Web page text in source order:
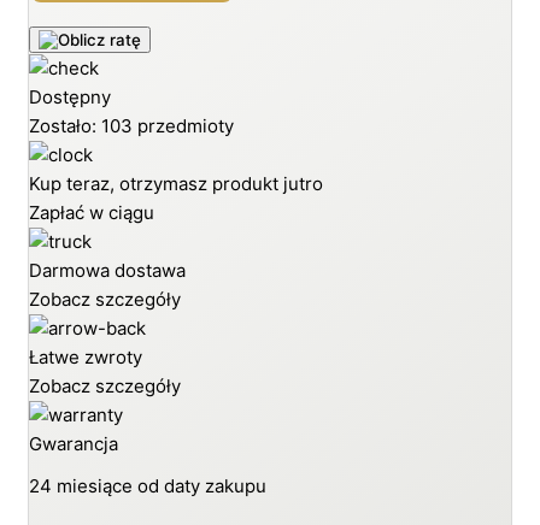
Dostępny
Zostało: 103 przedmioty
Kup teraz, otrzymasz produkt jutro
Zapłać w ciągu
Darmowa dostawa
Zobacz szczegóły
Łatwe zwroty
Zobacz szczegóły
Gwarancja
24 miesiące od daty zakupu